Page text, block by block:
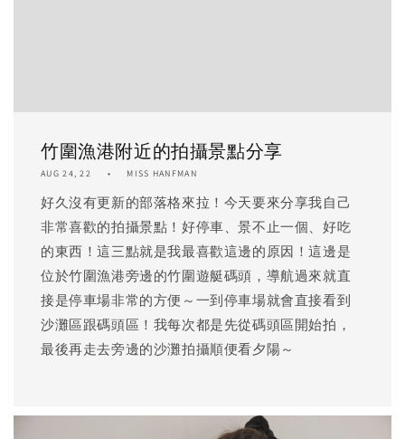
竹圍漁港附近的拍攝景點分享
AUG 24, 22 MISS HANFMAN
好久沒有更新的部落格來拉！今天要來分享我自己
非常喜歡的拍攝景點！好停車、景不止一個、好吃
的東西！這三點就是我最喜歡這邊的原因！這邊是
位於竹圍漁港旁邊的竹圍遊艇碼頭，導航過來就直
接是停車場非常的方便～一到停車場就會直接看到
沙灘區跟碼頭區！我每次都是先從碼頭區開始拍，
最後再走去旁邊的沙灘拍攝順便看夕陽～